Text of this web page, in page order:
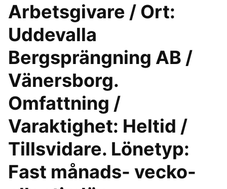
Arbetsgivare / Ort:
Uddevalla
Bergsprängning AB /
Vänersborg.
Omfattning /
Varaktighet: Heltid /
Tillsvidare. Lönetyp:
Fast månads- vecko-